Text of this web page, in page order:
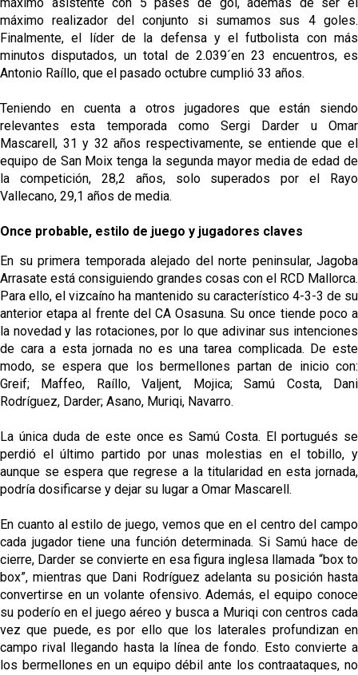
máximo realizador del conjunto si sumamos sus 4 goles.
Finalmente, el líder de la defensa y el futbolista con más
minutos disputados, un total de 2.039´en 23 encuentros, es
Antonio Raíllo, que el pasado octubre cumplió 33 años.
Teniendo en cuenta a otros jugadores que están siendo
relevantes esta temporada como Sergi Darder u Omar
Mascarell, 31 y 32 años respectivamente, se entiende que el
equipo de San Moix tenga la segunda mayor media de edad de
la competición, 28,2 años, solo superados por el Rayo
Vallecano, 29,1 años de media.
Once probable, estilo de juego y jugadores claves
En su primera temporada alejado del norte peninsular, Jagoba
Arrasate está consiguiendo grandes cosas con el RCD Mallorca.
Para ello, el vizcaíno ha mantenido su característico 4-3-3 de su
anterior etapa al frente del CA Osasuna. Su once tiende poco a
la novedad y las rotaciones, por lo que adivinar sus intenciones
de cara a esta jornada no es una tarea complicada. De este
modo, se espera que los bermellones partan de inicio con:
Greif; Maffeo, Raíllo, Valjent, Mojica; Samú Costa, Dani
Rodríguez, Darder; Asano, Muriqi, Navarro.
La única duda de este once es Samú Costa. El portugués se
perdió el último partido por unas molestias en el tobillo, y
aunque se espera que regrese a la titularidad en esta jornada,
podría dosificarse y dejar su lugar a Omar Mascarell.
En cuanto al estilo de juego, vemos que en el centro del campo
cada jugador tiene una función determinada. Si Samú hace de
cierre, Darder se convierte en esa figura inglesa llamada “box to
box”, mientras que Dani Rodríguez adelanta su posición hasta
convertirse en un volante ofensivo. Además, el equipo conoce
su poderío en el juego aéreo y busca a Muriqi con centros cada
vez que puede, es por ello que los laterales profundizan en
campo rival llegando hasta la línea de fondo. Esto convierte a
los bermellones en un equipo débil ante los contraataques, no